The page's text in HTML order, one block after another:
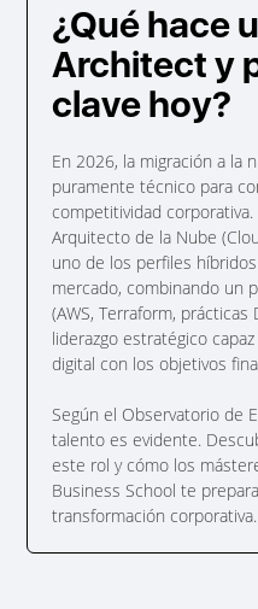
¿Qué hace
Architect y
clave hoy?
En 2026, la migración a la
puramente técnico para
competitividad
Arquitecto de la Nube
uno de los perfiles
mercado, combinando un
(AWS, Terraform,
liderazgo estratégico
digital con los objetivos
Según el Observatorio de
talento es evidente.
este rol y cómo los
Business School te
transformación corporativa.